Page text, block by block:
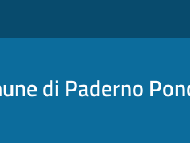
di Paderno